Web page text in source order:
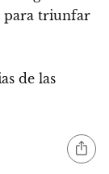
para triunfar
de las